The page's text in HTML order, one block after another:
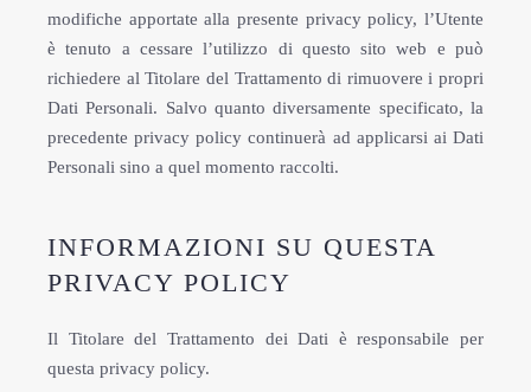
modifiche apportate alla presente privacy policy, l’Utente
è tenuto a cessare l’utilizzo di questo sito web e può
richiedere al Titolare del Trattamento di rimuovere i propri
Dati Personali. Salvo quanto diversamente specificato, la
precedente privacy policy continuerà ad applicarsi ai Dati
Personali sino a quel momento raccolti.
INFORMAZIONI SU QUESTA
PRIVACY POLICY
Il Titolare del Trattamento dei Dati è responsabile per
questa privacy policy.